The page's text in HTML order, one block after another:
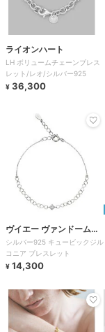
ライオンハート
LH ボリュームチェーンブレス
レット/レオ/シルバー925
¥ 36,300
ヴイエー ヴァンドーム青
山
シルバー925 キュービックジル
コニア ブレスレット
¥ 14,300